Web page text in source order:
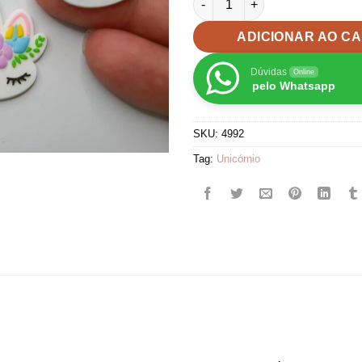
ADICIONAR AO
Dúvidas Online
pelo Whatsapp
SKU: 4992
Tag: Unicórnio